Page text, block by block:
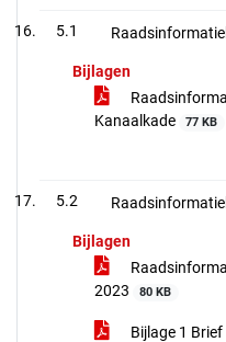
5.1
Bijlagen
Kanaalkade
77 KB
5.2
Bijlagen
2023
80 KB
Bijlage 1